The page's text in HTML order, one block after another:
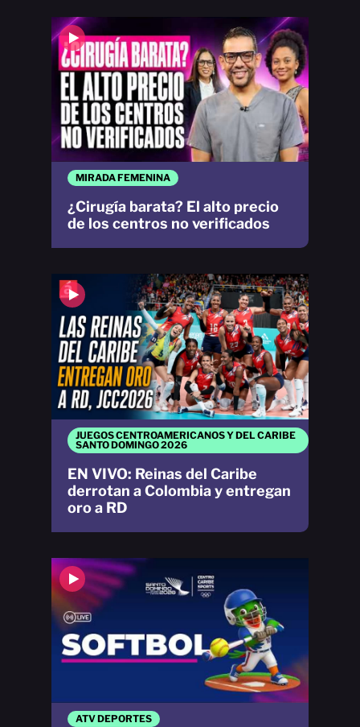
JUEGOS CENTROAMERICANOS Y DEL CARIBE
SANTO DOMINGO 2026
EN VIVO: Reinas del Caribe
derrotan a Colombia y entregan
oro a RD
MIRADA FEMENINA
¿Cirugía barata? El alto precio
de los centros no verificados
ATV DEPORTES